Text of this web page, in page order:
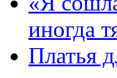
иногда
Платья